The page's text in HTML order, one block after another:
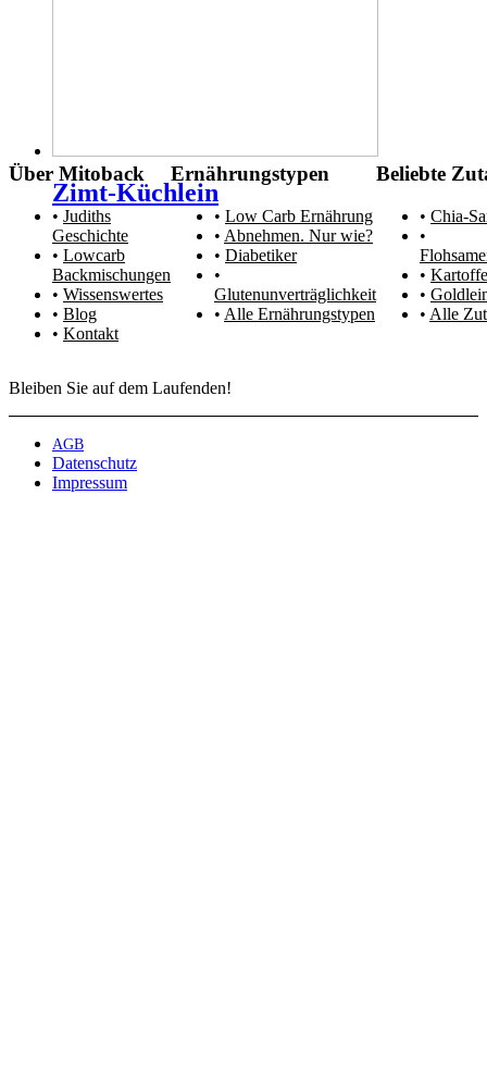
Zimt-Küchlein
Über Mitoback
Judiths
Geschichte
Lowcarb
Backmischungen
Wissenswertes
Blog
Kontakt
Ernährungstypen
Low Carb Ernährung
Abnehmen. Nur wie?
Diabetiker
Glutenunverträglichkeit
Alle Ernährungstypen
Beliebte
Chia-
Alle
Bleiben Sie auf dem Laufenden!
AGB
Datenschutz
Impressum